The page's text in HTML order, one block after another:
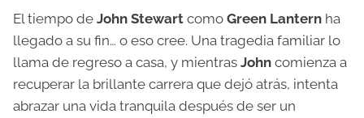
El tiempo de John Stewart como Green Lantern ha
llegado a su fin… o eso cree. Una tragedia familiar lo
llama de regreso a casa, y mientras John comienza a
recuperar la brillante carrera que dejó atrás, intenta
abrazar una vida tranquila después de ser un